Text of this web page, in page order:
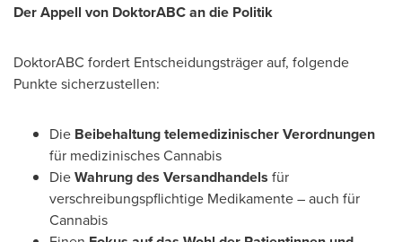
Der Appell von DoktorABC an die Politik
DoktorABC fordert Entscheidungsträger auf, folgende
Punkte sicherzustellen:
Die Beibehaltung telemedizinischer Verordnungen
für medizinisches Cannabis
DieWahrung des Versandhandels für
verschreibungspflichtige Medikamente – auch für
Cannabis